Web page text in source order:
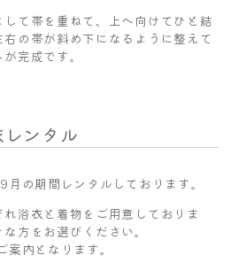
て帯を重ねて、上へ向けてひと結
の帯が斜め下になるように整えて
完成です。
ンタル
の期間レンタルしております。
れ浴衣と着物をご用意しておりま
方をお選びください。
内となります。